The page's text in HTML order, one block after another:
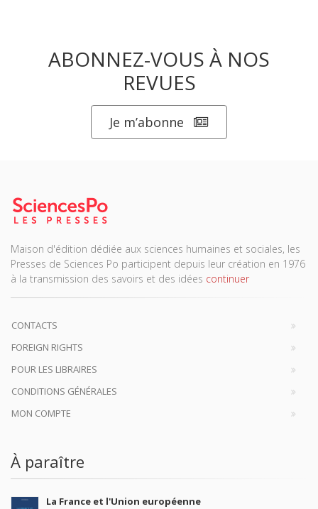
ABONNEZ-VOUS À NOS
REVUES
Je m’abonne
Maison d'édition dédiée aux sciences humaines et sociales, les
Presses de Sciences Po participent depuis leur création en 1976
à la transmission des savoirs et des idées continuer
CONTACTS
FOREIGN RIGHTS
POUR LES LIBRAIRES
CONDITIONS GÉNÉRALES
MON COMPTE
À paraître
La France et l'Union européenne